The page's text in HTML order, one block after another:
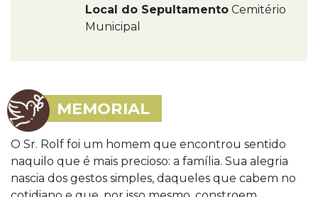
Local do Sepultamento Cemitério
Municipal
MEMORIAL
O Sr. Rolf foi um homem que encontrou sentido
naquilo que é mais precioso: a família. Sua alegria
nascia dos gestos simples, daqueles que cabem no